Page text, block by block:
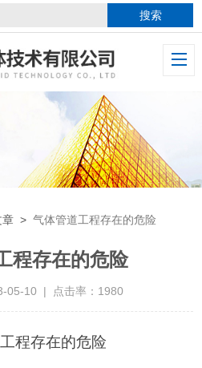
章 >气体管道工程存在的危险
程存在的危险
05-10 | 点击率：1980
程存在的危险